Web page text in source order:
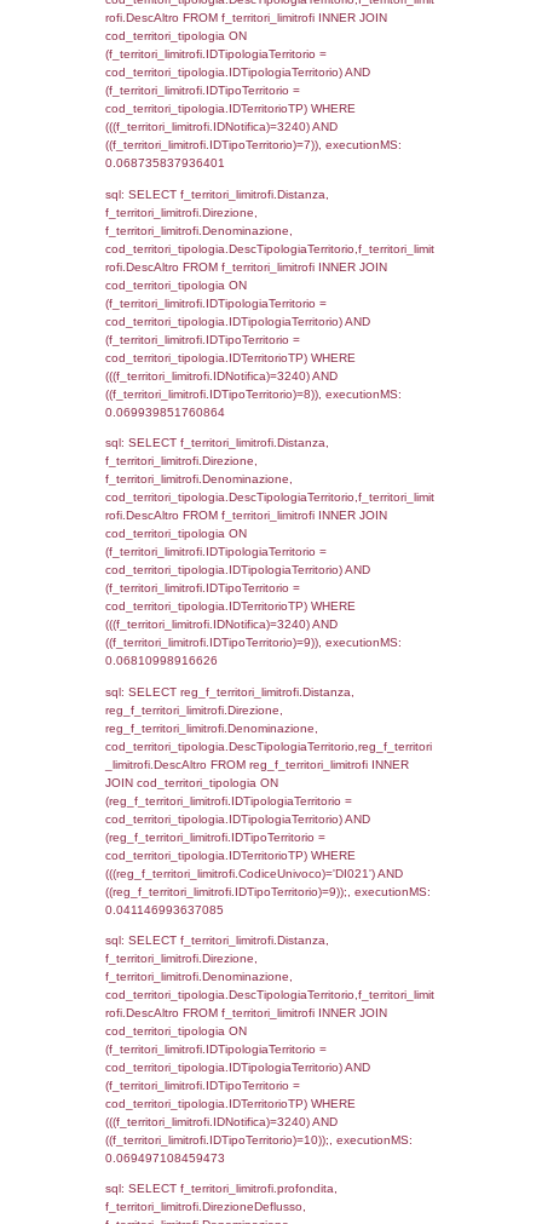
sql: SELECT
SEPARATOR '; ') AS DescAltro,
f_territori_limitrofi INNER JOIN
(f_territori_limitrofi.IDTipologiaTerritorio =
f_territori_limitrofi.IDTipoTerritorio =
cod_territori_tipologia.IDTerritorioTP )
((f_territori_limitrofi.IDNotifica) = 3240 ) AND
cod_territori_tipologia.IDTerritorioTP = 1)
executionMS: 0.074855089187622
sql: SELECT f_territori_limitrofi.Distanza,
f_territori_limitrofi.Direzione,
f_territori_limitrofi.Denominazione,
f_territori_limitrofi.DescAltro,
f_territori_limitrofi INNER JOIN
(f_territori_limitrofi.IDTipologiaTerritorio =
cod_territori_tipologia.IDTipologiaTerritorio)
(f_territori_limitrofi.IDTipoTerritorio =
cod_territori_tipologia.IDTerritorioTP)
(((f_territori_limitrofi.IDNotifica)=3240) AND
((f_territori_limitrofi.IDTipoTerritorio)=2)),
0.06849193572998
sql: SELECT f_territori_limitrofi.Distanza,
f_territori_limitrofi.Direzione,
f_territori_limitrofi.Denominazione,
f_territori_limitrofi.DescAltro FROM
JOIN cod_territori_tipologia ON
(f_territori_limitrofi.IDTipologiaTerritorio =
cod_territori_tipologia.IDTipologiaTerritorio)
(f_territori_limitrofi.IDTipoTerritorio =
cod_territori_tipologia.IDTerritorioTP)
(((f_territori_limitrofi.IDNotifica)=3240) AND
((f_territori_limitrofi.IDTipoTerritorio)=3)),
0.069749116897583
sql: SELECT f_territori_limitrofi.Distanza,
f_territori_limitrofi.Direzione,
f_territori_limitrofi.Denominazione,